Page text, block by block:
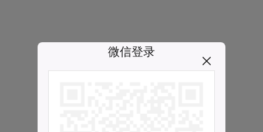
微信登录